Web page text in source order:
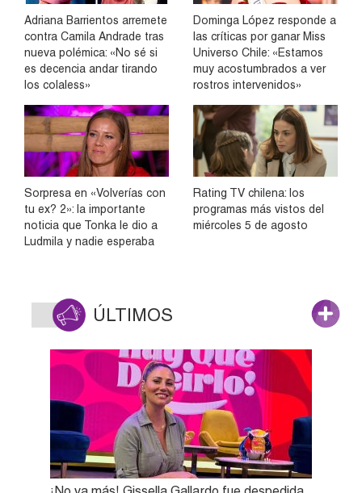
Adriana Barrientos arremete
contra Camila Andrade tras
nueva polémica: «No sé si
es decencia andar tirando
los colaless»
Dominga López responde a
las críticas por ganar Miss
Universo Chile: «Estamos
muy acostumbrados a ver
rostros intervenidos»
Sorpresa en «Volverías con
tu ex? 2»: la importante
noticia que Tonka le dio a
Ludmila y nadie esperaba
Rating TV chilena: los
programas más vistos del
miércoles 5 de agosto
ÚLTIMOS